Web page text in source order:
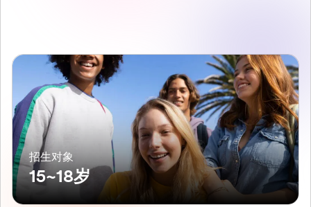
招生对象
15~18岁